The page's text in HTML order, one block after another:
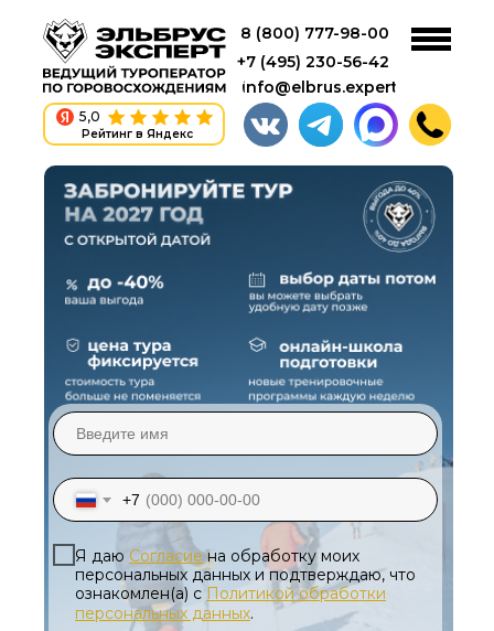
info@elbrus.expert
+7 (495) 230-56-42
8 (800) 777-98-00
5,0
Рейтинг в Яндекс
+7
Я даю Согласиена обработку моих
персональных данных и подтверждаю, что
ознакомлен(а) с Политикой обработки
персональных данных.